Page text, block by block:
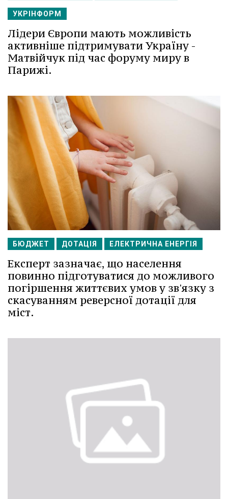
УКРІНФОРМ
Лідери Європи мають можливість
активніше підтримувати Україну -
Матвійчук під час форуму миру в
Парижі.
БЮДЖЕТ ДОТАЦІЯ ЕЛЕКТРИЧНА ЕНЕРГІЯ
Експерт зазначає, що населення
повинно підготуватися до можливого
погіршення життєвих умов у зв'язку з
скасуванням реверсної дотації для
міст.